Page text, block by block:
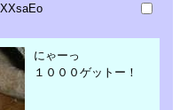
にゃーっ
１０００ゲットー！